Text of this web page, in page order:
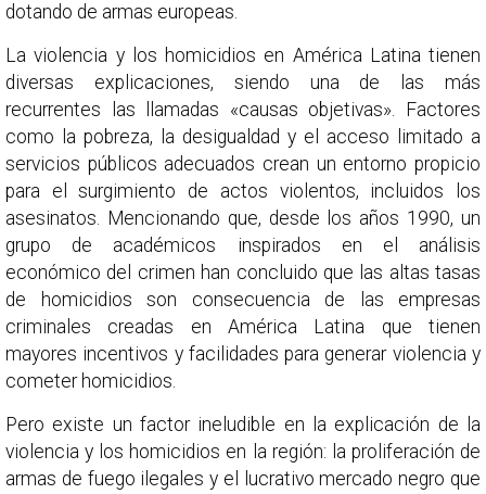
dotando de armas europeas.
La violencia y los homicidios en América Latina tienen
diversas explicaciones, siendo una de las más
recurrentes las llamadas «causas objetivas». Factores
como la pobreza, la desigualdad y el acceso limitado a
servicios públicos adecuados crean un entorno propicio
para el surgimiento de actos violentos, incluidos los
asesinatos. Mencionando que, desde los años 1990, un
grupo de académicos inspirados en el análisis
económico del crimen han concluido que las altas tasas
de homicidios son consecuencia de las empresas
criminales creadas en América Latina que tienen
mayores incentivos y facilidades para generar violencia y
cometer homicidios.
Pero existe un factor ineludible en la explicación de la
violencia y los homicidios en la región: la proliferación de
armas de fuego ilegales y el lucrativo mercado negro que